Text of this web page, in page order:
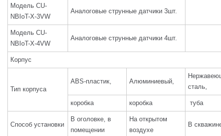
Модель CU-
NBIoT-X-3VW
Аналоговые струнные датчики 3шт.
Модель CU-
NBIoT-X-4VW
Аналоговые струнные датчики 4шт.
Корпус
Тип корпуса
ABS-пластик, Алюминиевый,
сталь,
коробка коробка туба
Способ установки
В оголовке, в
помещении
На открытом
воздухе
В